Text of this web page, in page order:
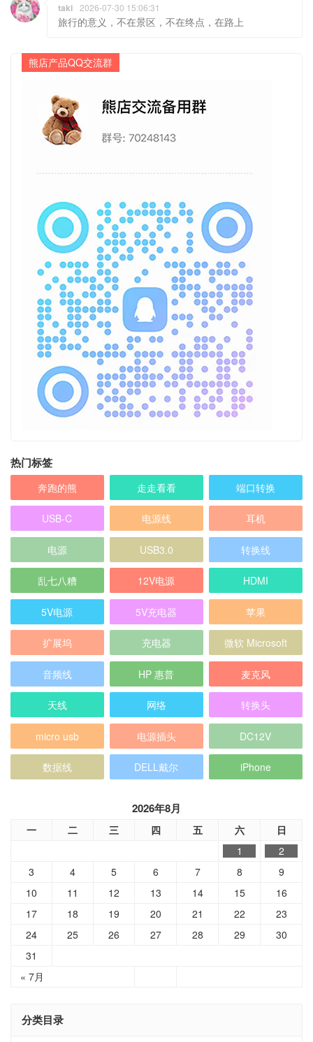
taki 2026-07-30 15:06:31
旅行的意义，不在景区，不在终点，在路上
熊店产品QQ交流群
热门标签
奔跑的熊 走走看看 端口转换
USB-C 电源线 耳机
电源 USB3.0 转换线
乱七八糟 12V电源 HDMI
5V电源 5V充电器 苹果
扩展坞 充电器 微软 Microsoft
音频线 HP 惠普 麦克风
天线 网络 转换头
micro usb 电源插头 DC12V
数据线 DELL戴尔 iPhone
2026年8月
一 二 三 四 五 六 日
« 7月
1
2
3
4 5 6 7 8
9
10
11 12 13 14 15
16
17
18 19 20 21 22
23
24
25 26 27 28 29
30
31
分类目录